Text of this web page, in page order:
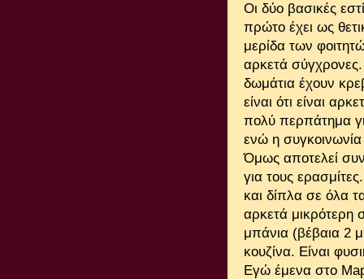
Οι δύο βασικές
πρώτο έχει ως
μερίδα των
αρκετά σύγχρονες.
δωμάτια έχουν
είναι ότι είναι
πολύ περπάτημα
ενώ η συγκοινωνία
Όμως αποτελεί
για τους
και δίπλα σε όλα
αρκετά μικρότερη
μπάνια (βέβαια 2
κουζίνα. Είναι
Εγώ έμενα στο